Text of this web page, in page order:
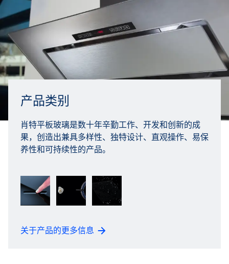
产品类别
肖特平板玻璃是数十年辛勤工作、开发和创新的成
果，创造出兼具多样性、独特设计、直观操作、易保
养性和可持续性的产品。
关于产品的更多信息